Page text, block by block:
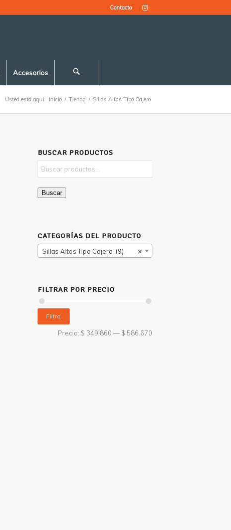
Contacto
Accesorios
Usted está aquí: Inicio / Tienda / Sillas Altas Tipo Cajero
BUSCAR PRODUCTOS
Buscar
CATEGORÍAS DEL PRODUCTO
×
Sillas Altas Tipo Cajero (9)
FILTRAR POR PRECIO
Filtro
Precio: $ 349.860 — $ 586.670